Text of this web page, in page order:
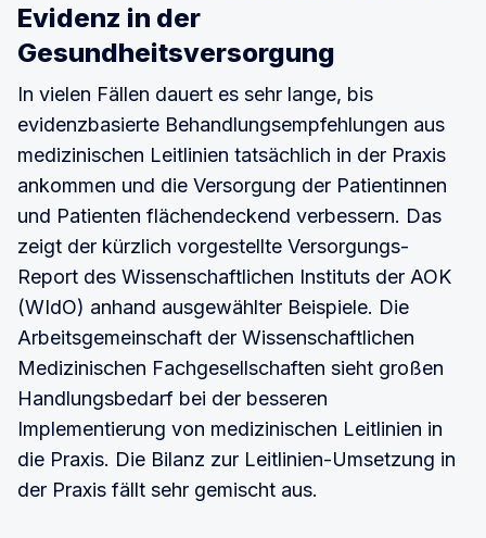
Evidenz in der
Gesundheitsversorgung
In vielen Fällen dauert es sehr lange, bis
evidenzbasierte Behandlungsempfehlungen aus
medizinischen Leitlinien tatsächlich in der Praxis
ankommen und die Versorgung der Patientinnen
und Patienten flächendeckend verbessern. Das
zeigt der kürzlich vorgestellte Versorgungs-
Report des Wissenschaftlichen Instituts der AOK
(WIdO) anhand ausgewählter Beispiele. Die
Arbeitsgemeinschaft der Wissenschaftlichen
Medizinischen Fachgesellschaften sieht großen
Handlungsbedarf bei der besseren
Implementierung von medizinischen Leitlinien in
die Praxis. Die Bilanz zur Leitlinien-Umsetzung in
der Praxis fällt sehr gemischt aus.